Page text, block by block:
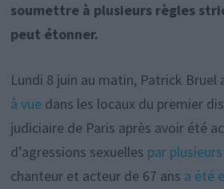
soumettre à plusieurs règles
peut étonner.
Lundi 8 juin au matin, Patrick Bruel
à vuedans les locaux du premier
judiciaire de Paris après avoir été
d’agressions sexuelles par
chanteur et acteur de 67 ans a été